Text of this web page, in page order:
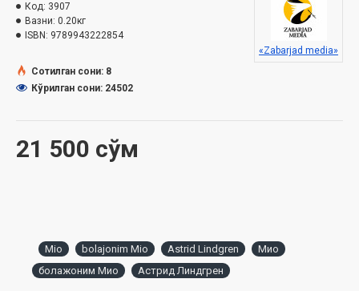
21 500 сўм
Код: 3907
Вазни: 0.20кг
ISBN: 9789943222854
«Zabarjad media»
Сотилган сони: 8
Кўрилган сони: 24502
Mio bolajonim Mio Astrid Lindgren
Мио
болажоним Мио
Астрид Линдгрен